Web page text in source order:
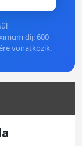
díj: 600
vonatkozik.